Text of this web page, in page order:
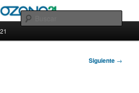
Siguiente →